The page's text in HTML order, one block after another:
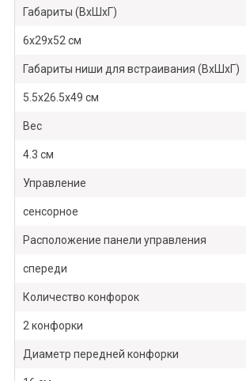
Габариты (ВхШхГ)
6х29х52 см
Габариты ниши для встраивания (ВхШхГ)
5.5х26.5х49 см
Вес
4.3 см
Управление
сенсорное
Расположение панели управления
спереди
Количество конфорок
2 конфорки
Диаметр передней конфорки